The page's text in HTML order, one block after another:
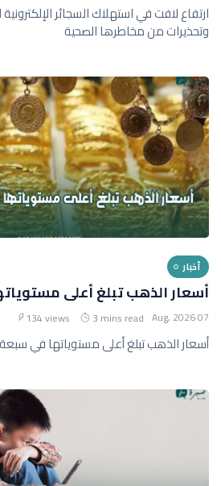
ارتفاع لافت في استهلاك السجائر
وتحذيرات من مخاطرها الصحية
أخبار
أسعار الذهب تبلغ أعلى
07 Aug, 2026
3 mins read
134 views
أسعار الذهب تبلغ أعلى مستوياتها في